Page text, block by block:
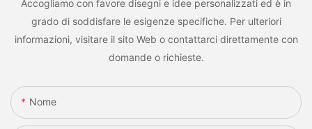
Accogliamo con favore disegni e idee personalizzati ed è in
grado di soddisfare le esigenze specifiche. Per ulteriori
informazioni, visitare il sito Web o contattarci direttamente con
domande o richieste.
Nome